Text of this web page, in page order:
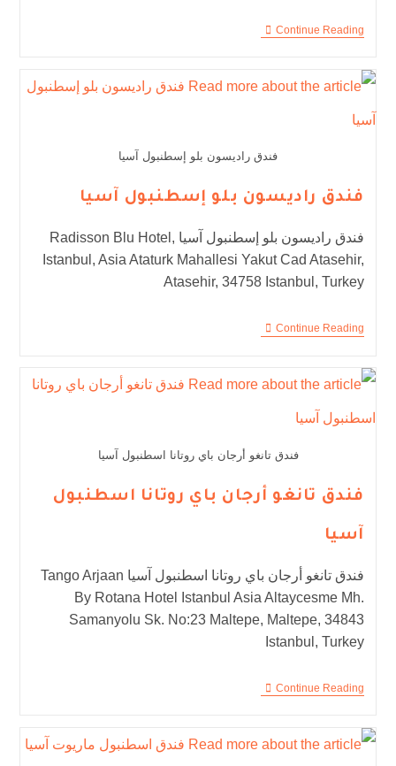
Continue Reading
فندق راديسون بلو إسطنبول آسيا
فندق راديسون بلو إسطنبول آسيا
فندق راديسون بلو إسطنبول آسيا Radisson Blu Hotel,
Istanbul, Asia Ataturk Mahallesi Yakut Cad Atasehir,
Atasehir, 34758 Istanbul, Turkey
Continue Reading
فندق تانغو أرجان باي روتانا اسطنبول آسيا
فندق تانغو أرجان باي روتانا اسطنبول
آسيا
فندق تانغو أرجان باي روتانا اسطنبول آسيا Tango Arjaan
By Rotana Hotel Istanbul Asia Altaycesme Mh.
Samanyolu Sk. No:23 Maltepe, Maltepe, 34843
Istanbul, Turkey
Continue Reading